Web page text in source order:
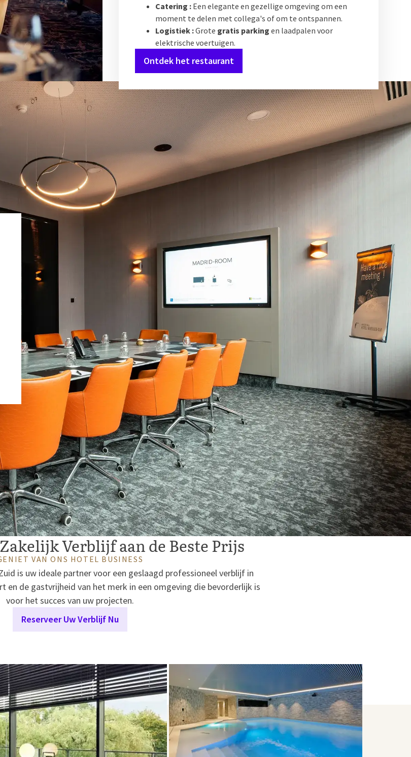
Catering : Een elegante en gezellige omgeving om een
moment te delen met collega's of om te ontspannen.
Logistiek :Grote gratis parking en laadpalen voor
elektrische voertuigen.
Ontdek het restaurant
Verblijf aan de Beste Prijs
VAN ONS HOTEL BUSINESS
is uw ideale partner voor een geslaagd professioneel verblijf in
en de gastvrijheid van het merk in een omgeving die bevorderlijk is
voor het succes van uw projecten.
Reserveer Uw Verblijf Nu